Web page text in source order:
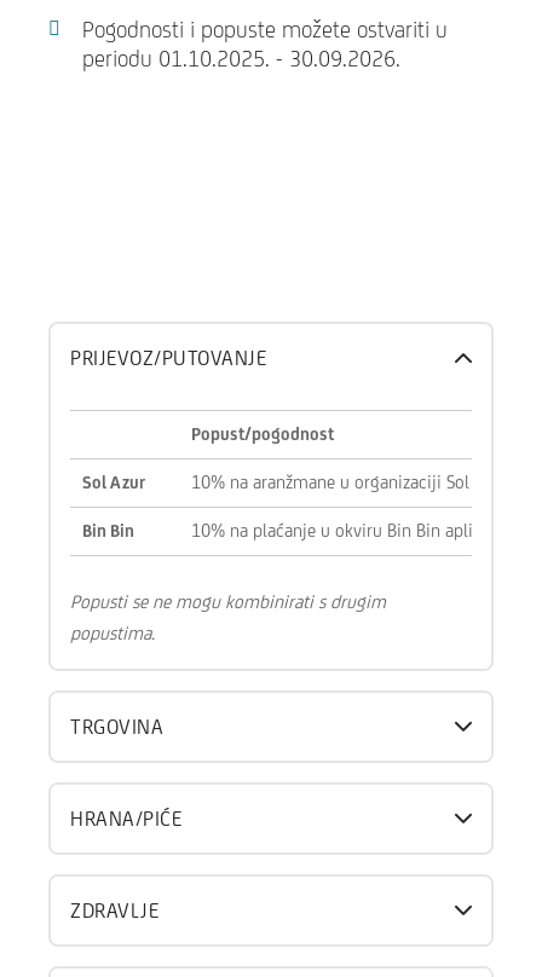
Pogodnosti i popuste možete ostvariti u
periodu 01.10.2025. - 30.09.2026.
PRIJEVOZ/PUTOVANJE
Popust/pogodnost
Sol Azur 10% na aranžmane u organizaciji Sol Azur
Bin Bin 10% na plaćanje u okviru Bin Bin aplikacije
Popusti se ne mogu kombinirati s drugim
popustima.
TRGOVINA
HRANA/PIĆE
ZDRAVLJE